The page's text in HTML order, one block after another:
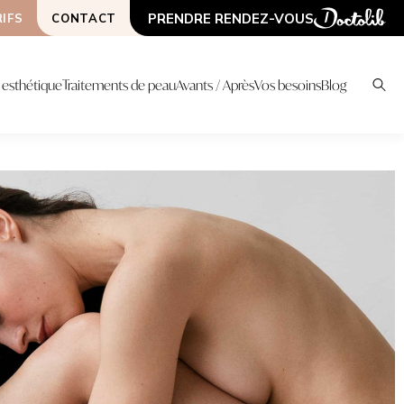
CONTACT PRENDRE RENDEZ-VOUS
LIPOSCULPTURE
LIPOSUCCION HAUTE
DÉFINITION / VASER
LIPOFILLING ( BBL, SEINS...)
AUTRES CHIRURGIES
LIFTINGS CHIRURGICAUX
GREFFE DE CHEVEUX
Traitements de peau
URGO TOUCH
ONDA COOLWAVES
LASER HOLLYWOOD
SPECTRA
Avants / AprèsVos besoinsBlog